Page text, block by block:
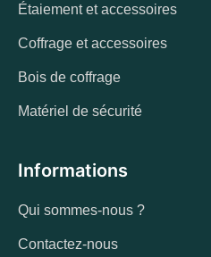
Étaiement et accessoires
Coffrage et accessoires
Bois de coffrage
Matériel de sécurité
Informations
Qui sommes-nous ?
Contactez-nous